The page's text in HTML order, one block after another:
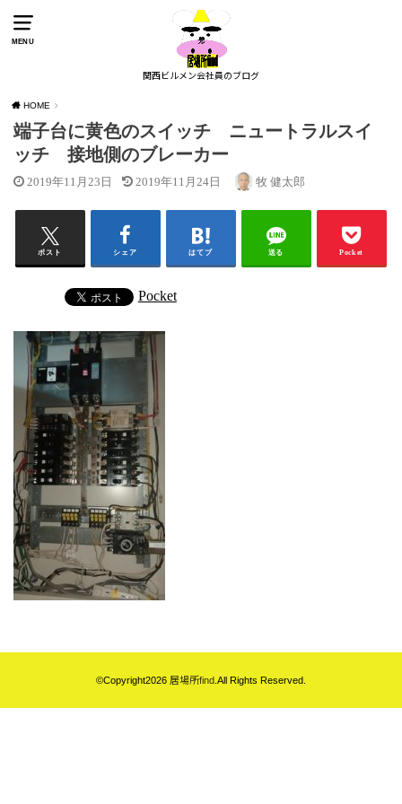
MENU
関西ビルメン会社員のブログ
HOME
端子台に黄色のスイッチ ニュートラルスイ
ッチ 接地側のブレーカー
2019年11月23日 2019年11月24日 牧 健太郎
ポスト シェア はてブ 送る Pocket
Pocket
©Copyright2026 居場所find.All Rights Reserved.